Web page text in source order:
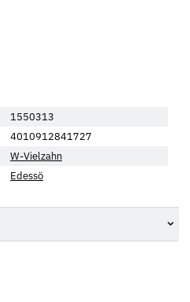
1550313
4010912841727
W-Vielzahn
Edessö